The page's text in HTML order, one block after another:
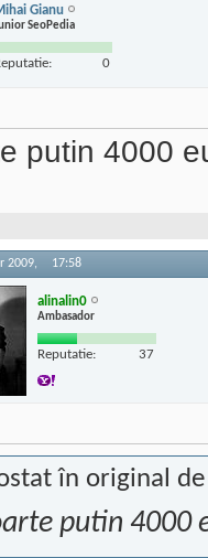
Gianu
SeoPedia
0
putin 4000
2009, 17:58
alinalin0
Ambasador
Reputatie: 37
în original de
putin 4000